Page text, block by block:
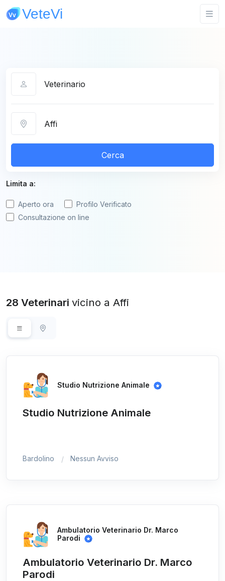
Cerca
Limita a:
Aperto ora
Profilo Verificato
Consultazione on line
28 Veterinari vicino a Affi
Studio Nutrizione Animale
Studio Nutrizione Animale
Bardolino Nessun Avviso
Ambulatorio Veterinario Dr. Marco
Parodi
Ambulatorio Veterinario Dr. Marco
Parodi